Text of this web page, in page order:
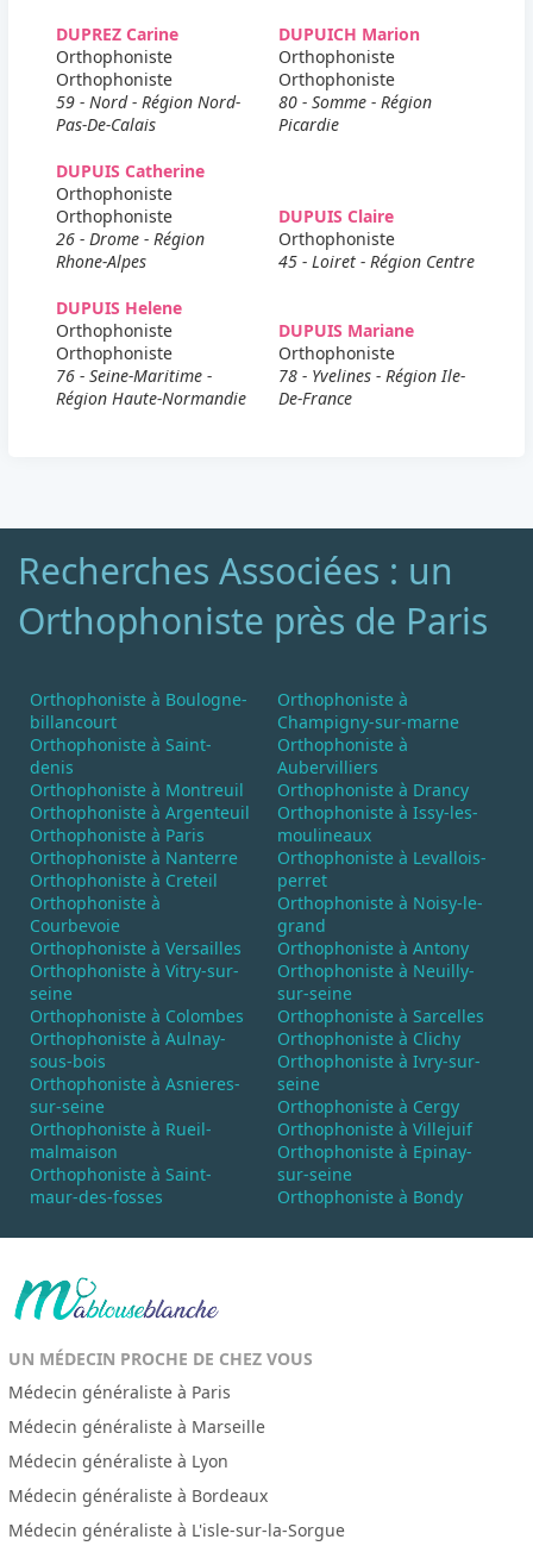
DUPREZ Carine
Orthophoniste
Orthophoniste
59 - Nord - Région Nord-
Pas-De-Calais
DUPUICH Marion
Orthophoniste
Orthophoniste
80 - Somme - Région
Picardie
DUPUIS Catherine
Orthophoniste
Orthophoniste
26 - Drome - Région
Rhone-Alpes
DUPUIS Claire
Orthophoniste
45 - Loiret - Région Centre
DUPUIS Helene
Orthophoniste
Orthophoniste
76 - Seine-Maritime -
Région Haute-Normandie
DUPUIS Mariane
Orthophoniste
78 - Yvelines - Région Ile-
De-France
Recherches Associées : un
Orthophoniste près de Paris
Orthophoniste à Boulogne-
billancourt
Orthophoniste à Saint-
denis
Orthophoniste à Montreuil
Orthophoniste à Argenteuil
Orthophoniste à Paris
Orthophoniste à Nanterre
Orthophoniste à Creteil
Orthophoniste à
Courbevoie
Orthophoniste à Versailles
Orthophoniste à Vitry-sur-
seine
Orthophoniste à Colombes
Orthophoniste à Aulnay-
sous-bois
Orthophoniste à Asnieres-
sur-seine
Orthophoniste à Rueil-
malmaison
Orthophoniste à Saint-
maur-des-fosses
Orthophoniste à
Champigny-sur-marne
Orthophoniste à
Aubervilliers
Orthophoniste à Drancy
Orthophoniste à Issy-les-
moulineaux
Orthophoniste à Levallois-
perret
Orthophoniste à Noisy-le-
grand
Orthophoniste à Antony
Orthophoniste à Neuilly-
sur-seine
Orthophoniste à Sarcelles
Orthophoniste à Clichy
Orthophoniste à Ivry-sur-
seine
Orthophoniste à Cergy
Orthophoniste à Villejuif
Orthophoniste à Epinay-
sur-seine
Orthophoniste à Bondy
UN MÉDECIN PROCHE DE CHEZ VOUS
Médecin généraliste à Paris
Médecin généraliste à Marseille
Médecin généraliste à Lyon
Médecin généraliste à Bordeaux
Médecin généraliste à L'isle-sur-la-Sorgue